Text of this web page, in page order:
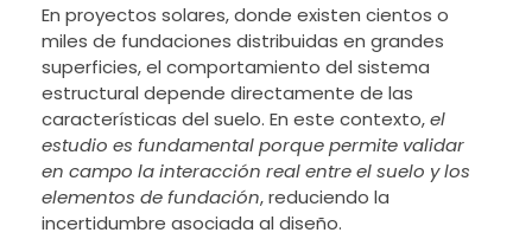
En proyectos solares, donde existen cientos o
miles de fundaciones distribuidas en grandes
superficies, el comportamiento del sistema
estructural depende directamente de las
características del suelo. En este contexto,el
estudio es fundamental porque permite validar
en campo la interacción real entre el suelo y los
elementos de fundación, reduciendo la
incertidumbre asociada al diseño.